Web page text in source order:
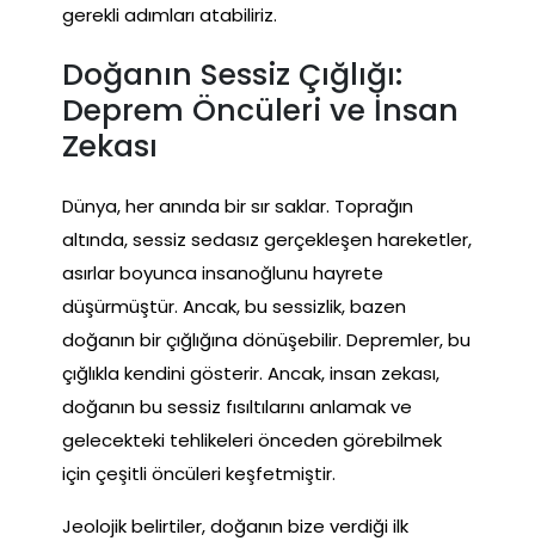
gerekli adımları atabiliriz.
Doğanın Sessiz Çığlığı:
Deprem Öncüleri ve İnsan
Zekası
Dünya, her anında bir sır saklar. Toprağın
altında, sessiz sedasız gerçekleşen hareketler,
asırlar boyunca insanoğlunu hayrete
düşürmüştür. Ancak, bu sessizlik, bazen
doğanın bir çığlığına dönüşebilir. Depremler, bu
çığlıkla kendini gösterir. Ancak, insan zekası,
doğanın bu sessiz fısıltılarını anlamak ve
gelecekteki tehlikeleri önceden görebilmek
için çeşitli öncüleri keşfetmiştir.
Jeolojik belirtiler, doğanın bize verdiği ilk